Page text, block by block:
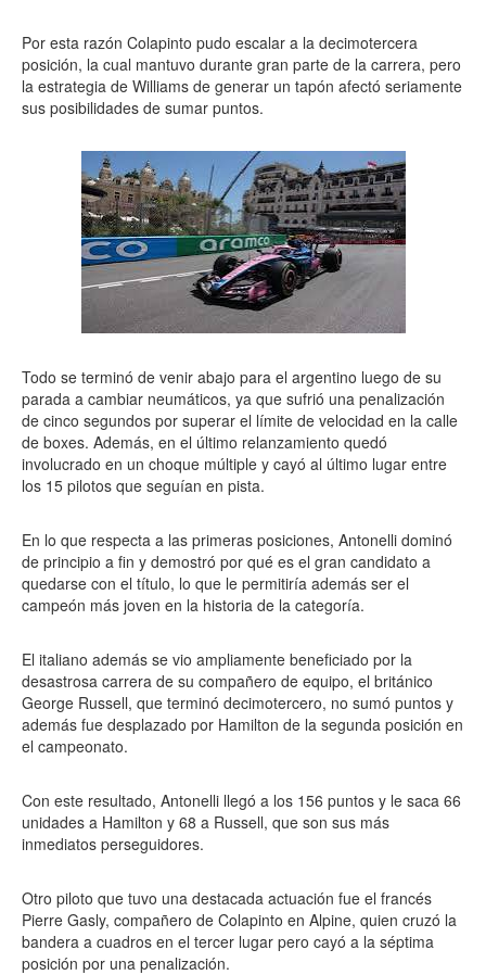
Por esta razón Colapinto pudo escalar a la decimotercera
posición, la cual mantuvo durante gran parte de la carrera, pero
la estrategia de Williams de generar un tapón afectó seriamente
sus posibilidades de sumar puntos.
Todo se terminó de venir abajo para el argentino luego de su
parada a cambiar neumáticos, ya que sufrió una penalización
de cinco segundos por superar el límite de velocidad en la calle
de boxes. Además, en el último relanzamiento quedó
involucrado en un choque múltiple y cayó al último lugar entre
los 15 pilotos que seguían en pista.
En lo que respecta a las primeras posiciones, Antonelli dominó
de principio a fin y demostró por qué es el gran candidato a
quedarse con el título, lo que le permitiría además ser el
campeón más joven en la historia de la categoría.
El italiano además se vio ampliamente beneficiado por la
desastrosa carrera de su compañero de equipo, el británico
George Russell, que terminó decimotercero, no sumó puntos y
además fue desplazado por Hamilton de la segunda posición en
el campeonato.
Con este resultado, Antonelli llegó a los 156 puntos y le saca 66
unidades a Hamilton y 68 a Russell, que son sus más
inmediatos perseguidores.
Otro piloto que tuvo una destacada actuación fue el francés
Pierre Gasly, compañero de Colapinto en Alpine, quien cruzó la
bandera a cuadros en el tercer lugar pero cayó a la séptima
posición por una penalización.